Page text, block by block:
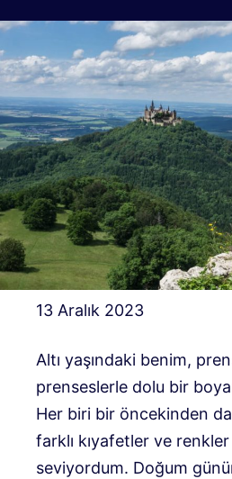
13 Aralık 2023
Altı yaşındaki benim,
prenseslerle dolu bir
Her biri bir öncekinden
farklı kıyafetler ve
seviyordum. Doğum